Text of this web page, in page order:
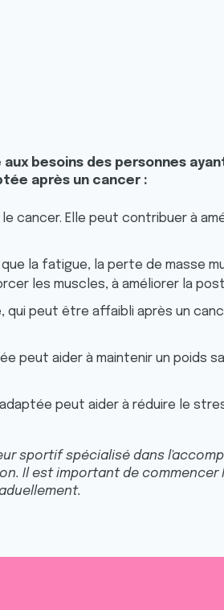
besoins des personnes
après un cancer :
Elle peut contribuer à
fatigue, la perte de masse
les muscles, à améliorer la
peut être affaibli après un
peut aider à maintenir un
peut aider à réduire le
sportif spécialisé dans
Il est important de